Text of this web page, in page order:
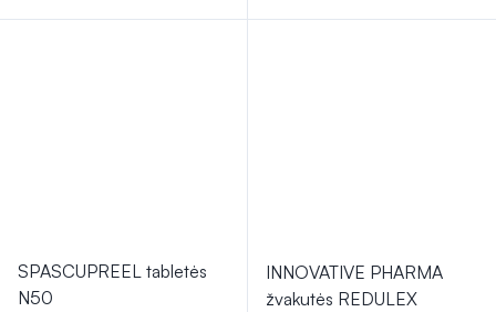
SPASCUPREEL tabletės
N50
INNOVATIVE PHARMA
žvakutės REDULEX